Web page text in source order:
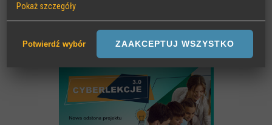
Pokaż szczegóły
Sesyjne pliki Cookies wymagane do działania strony,
przechowywane podczas wizyty na stronie, np zapamiętany wybór
języka strony
Anonimowe statystyki odwiedzin strony oraz zachowania
Potwierdź wybór ZAAKCEPTUJ WSZYSTKO